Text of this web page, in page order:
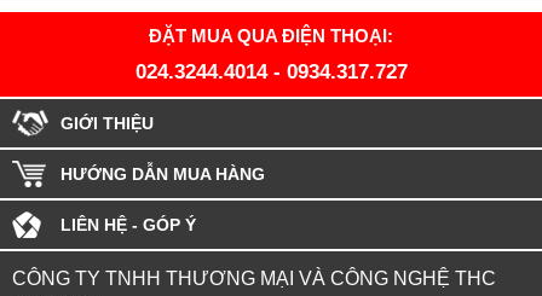
ĐẶT MUA QUA ĐIỆN THOẠI:
024.3244.4014- 0934.317.727
GIỚI THIỆU
HƯỚNG DẪN MUA HÀNG
LIÊN HỆ - GÓP Ý
CÔNG TY TNHH THƯƠNG MẠI VÀ CÔNG NGHỆ THC